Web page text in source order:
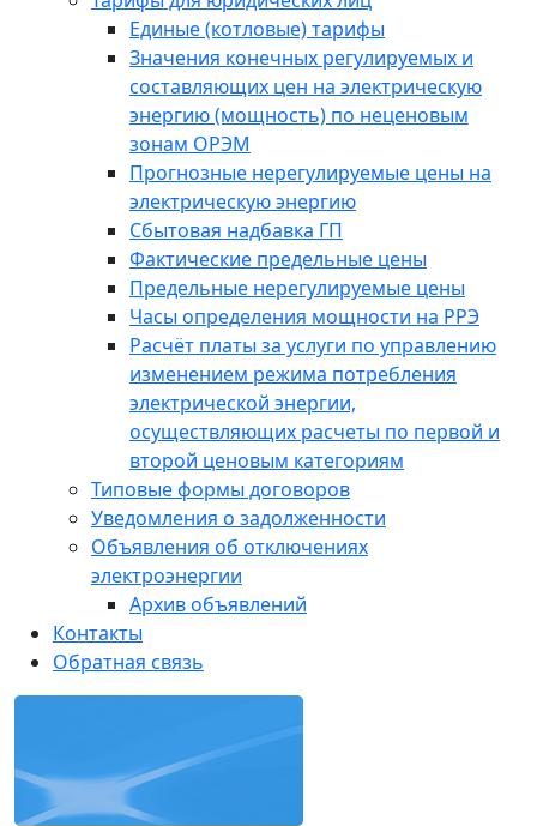
Единые (котловые) тарифы
Значения конечных регулируемых и
составляющих цен на электрическую
энергию (мощность) по неценовым
зонам ОРЭМ
Прогнозные нерегулируемые цены на
электрическую энергию
Сбытовая надбавка ГП
Фактические предельные цены
Предельные нерегулируемые цены
Часы определения мощности на РРЭ
Расчёт платы за услуги по управлению
изменением режима потребления
электрической энергии,
осуществляющих расчеты по первой и
второй ценовым категориям
Типовые формы договоров
Уведомления о задолженности
Объявления об отключениях
электроэнергии
Архив объявлений
Контакты
Обратная связь